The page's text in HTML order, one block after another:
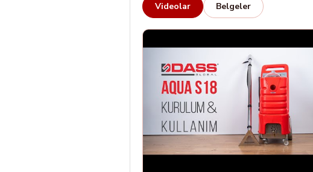
Videolar Belgeler